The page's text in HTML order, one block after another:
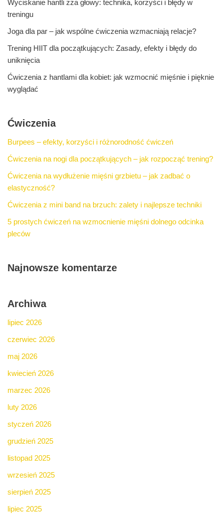
Wyciskanie hantli zza głowy: technika, korzyści i błędy w
treningu
Joga dla par – jak wspólne ćwiczenia wzmacniają relacje?
Trening HIIT dla początkujących: Zasady, efekty i błędy do
uniknięcia
Ćwiczenia z hantlami dla kobiet: jak wzmocnić mięśnie i pięknie
wyglądać
Ćwiczenia
Burpees – efekty, korzyści i różnorodność ćwiczeń
Ćwiczenia na nogi dla początkujących – jak rozpocząć trening?
Ćwiczenia na wydłużenie mięśni grzbietu – jak zadbać o
elastyczność?
Ćwiczenia z mini band na brzuch: zalety i najlepsze techniki
5 prostych ćwiczeń na wzmocnienie mięśni dolnego odcinka
pleców
Najnowsze komentarze
Archiwa
lipiec 2026
czerwiec 2026
maj 2026
kwiecień 2026
marzec 2026
luty 2026
styczeń 2026
grudzień 2025
listopad 2025
wrzesień 2025
sierpień 2025
lipiec 2025